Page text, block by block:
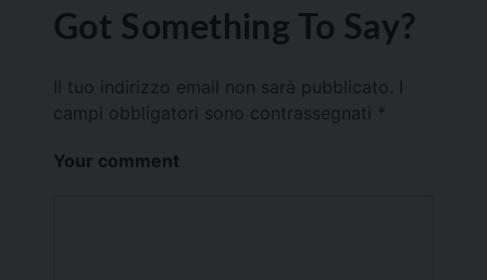
Got Something To Say?
Il tuo indirizzo email non sarà pubblicato.
campi obbligatori sono contrassegnati *
Your comment